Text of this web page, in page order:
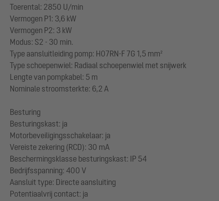
Toerental: 2850 U/min
Vermogen P1: 3,6 kW
Vermogen P2: 3 kW
Modus: S2 - 30 min.
Type aansluitleiding pomp: H07RN-F 7G 1,5 mm²
Type schoepenwiel: Radiaal schoepenwiel met snijwerk
Lengte van pompkabel: 5 m
Nominale stroomsterkte: 6,2 A
Besturing
Besturingskast: ja
Motorbeveiligingsschakelaar: ja
Vereiste zekering (RCD): 30 mA
Beschermingsklasse besturingskast: IP 54
Bedrijfsspanning: 400 V
Aansluit type: Directe aansluiting
Potentiaalvrij contact: ja